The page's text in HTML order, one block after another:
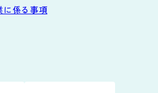
に係る事項